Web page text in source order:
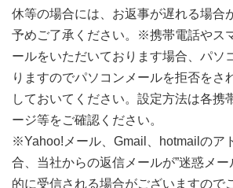
休等の場合には、お返事が遅れる場合
予めご了承ください。
※携帯電話やス
ールをいただいております場合、パソ
りますのでパソコンメールを拒否をさ
しておいてください。設定方法は各携
ージ等をご確認ください。
※Yahoo!メール、Gmail、hotmailのア
合、当社からの返信メールが”迷惑メー
的に受信される場合がございますので